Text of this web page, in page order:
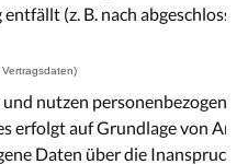
(z. B. nach
nutzen
erfolgt auf Grundlage von
Daten über die